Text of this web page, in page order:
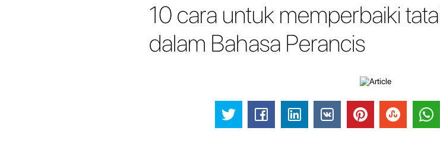
10 cara untuk memperbaiki
dalam Bahasa Perancis